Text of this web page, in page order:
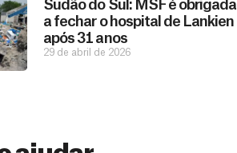
Sudão do Sul: MSF é obrigada
a fechar o hospital de Lankien
após 31 anos
29 de abril de 2026